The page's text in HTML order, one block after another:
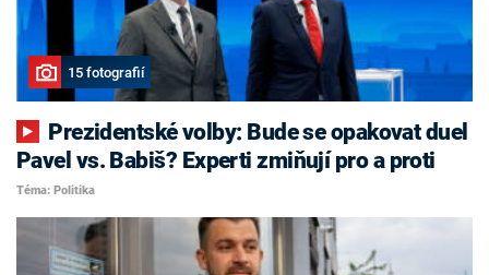
15 fotografií
Pavel vs. Babiš? Experti zmiňují pro a proti
Téma: Politika